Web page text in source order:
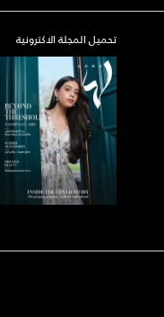
تحميل المجلة الاكترونية